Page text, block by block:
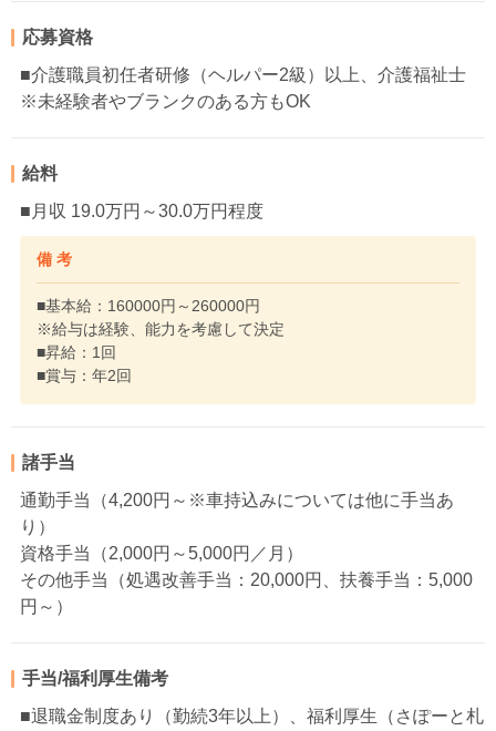
応募資格
■介護職員初任者研修（ヘルパー2級）以上、介護福祉士
※未経験者やブランクのある方もOK
給料
■月収 19.0万円～30.0万円程度
備 考
■基本給：160000円～260000円
※給与は経験、能力を考慮して決定
■昇給：1回
■賞与：年2回
諸手当
通勤手当（4,200円～※車持込みについては他に手当あ
り）
資格手当（2,000円～5,000円／月）
その他手当（処遇改善手当：20,000円、扶養手当：5,000
円～）
手当/福利厚生備考
■退職金制度あり（勤続3年以上）、福利厚生（さぽーと札